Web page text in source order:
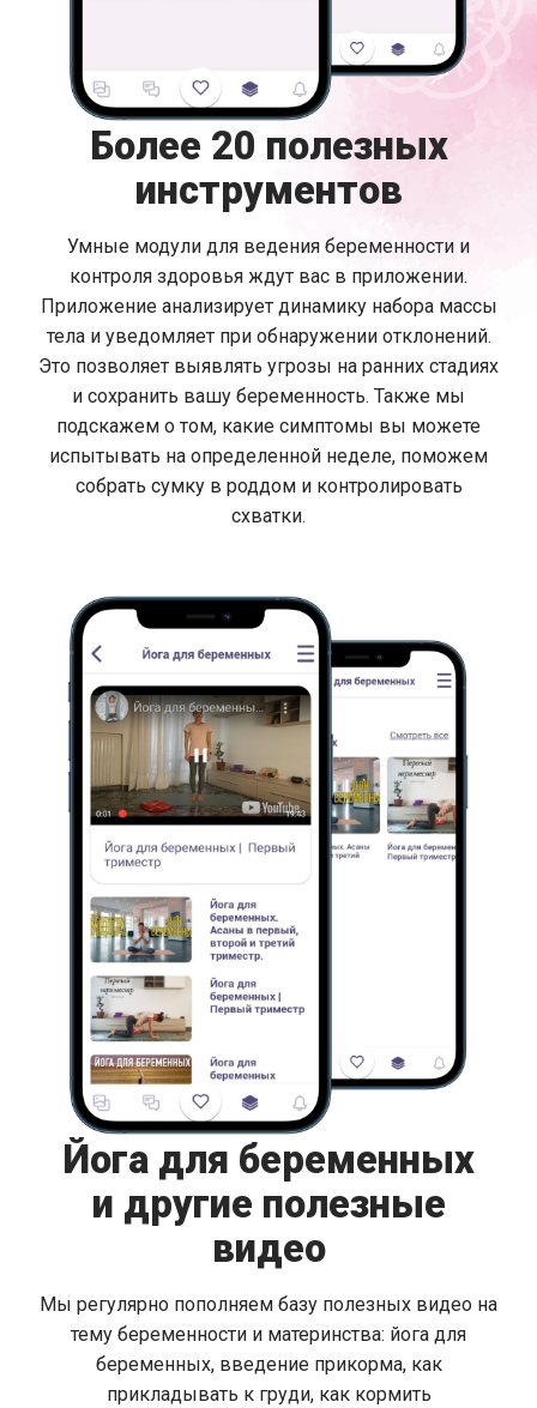
Более 20 полезных
инструментов
Умные модули для ведения беременности и
контроля здоровья ждут вас в приложении.
Приложение анализирует динамику набора массы
тела и уведомляет при обнаружении отклонений.
Это позволяет выявлять угрозы на ранних стадиях
и сохранить вашу беременность. Также мы
подскажем о том, какие симптомы вы можете
испытывать на определенной неделе, поможем
собрать сумку в роддом и контролировать
схватки.
Йога для беременных
и другие полезные
видео
Мы регулярно пополняем базу полезных видео на
тему беременности и материнства: йога для
беременных, введение прикорма, как
прикладывать к груди, как кормить